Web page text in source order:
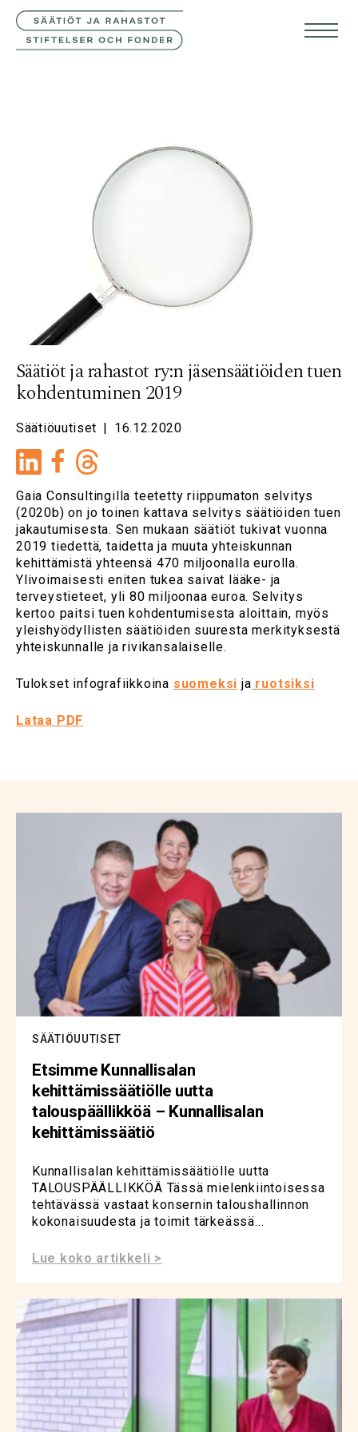
SVE
ENG
Säätiöt ja rahastot ry:n jäsensäätiöiden tuen
kohdentuminen 2019
Säätiöuutiset | 16.12.2020
LinkedInFacebook
Gaia Consultingilla teetetty riippumaton selvitys
(2020b) on jo toinen kattava selvitys säätiöiden tuen
jakautumisesta. Sen mukaan säätiöt tukivat vuonna
2019 tiedettä, taidetta ja muuta yhteiskunnan
kehittämistä yhteensä 470 miljoonalla eurolla.
Ylivoimaisesti eniten tukea saivat lääke- ja
terveystieteet, yli 80 miljoonaa euroa. Selvitys
kertoo paitsi tuen kohdentumisesta aloittain, myös
yleishyödyllisten säätiöiden suuresta merkityksestä
yhteiskunnalle ja rivikansalaiselle.
Tulokset infografiikkoina suomeksi ja ruotsiksi
Lataa PDF
SÄÄTIÖUUTISET
Etsimme Kunnallisalan
kehittämissäätiölle uutta
talouspäällikköä – Kunnallisalan
kehittämissäätiö
Kunnallisalan kehittämissäätiölle uutta
TALOUSPÄÄLLIKKÖÄ Tässä mielenkiintoisessa
tehtävässä vastaat konsernin taloushallinnon
kokonaisuudesta ja toimit tärkeässä...
Lue koko artikkeli >